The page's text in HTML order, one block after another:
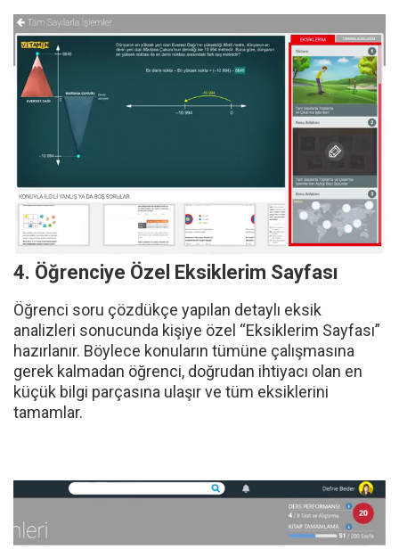
giderdiğinde kendini yeniden değerlendirmesi için
ona özel sunulan “Kilitli Testler”e ulaşır. Böylece
konulardaki performansını artırır.
4. Öğrenciye Özel Eksiklerim Sayfası
gerek kalmadan öğrenci, doğrudan ihtiyacı olan en
küçük bilgi parçasına ulaşır ve tüm eksiklerini
tamamlar.